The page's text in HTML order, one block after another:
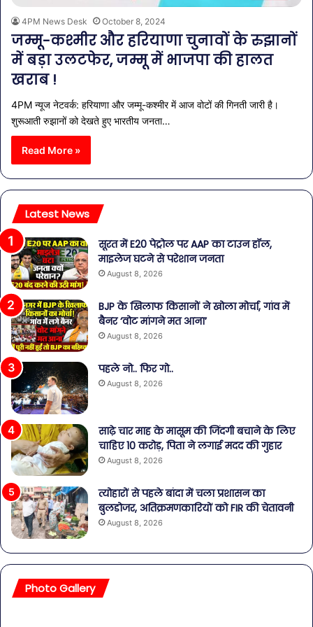
4PM News Desk October 8, 2024
जम्मू-कश्मीर और हरियाणा चुनावों के रुझानों
में बड़ा उलटफेर, जम्मू में भाजपा की हालत
खराब !
4PM न्यूज नेटवर्क: हरियाणा और जम्मू-कश्मीर में आज वोटों की गिनती जारी है।
शुरूआती रुझानों को देखते हुए भारतीय जनता…
Read More »
Latest News
सूरत में E20 पेट्रोल पर AAP का टाउन हॉल,
माइलेज घटने से परेशान जनता
August 8, 2026
BJP के खिलाफ किसानों ने खोला मोर्चा, गांव में
बैनर ‘वोट मांगने मत आना’
August 8, 2026
पहले नो.. फिर गो..
August 8, 2026
साढ़े चार माह के मासूम की जिंदगी बचाने के लिए
चाहिए 10 करोड़, पिता ने लगाई मदद की गुहार
August 8, 2026
त्योहारों से पहले बांदा में चला प्रशासन का
बुलडोजर, अतिक्रमणकारियों को FIR की चेतावनी
August 8, 2026
Photo Gallery